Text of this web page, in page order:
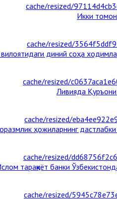
Икки
диний соҳа
Ливияда Қуръони
ҳожиларнинг
тараққиёт банки